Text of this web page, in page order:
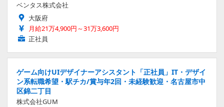
ベンタス株式会社
大阪府
月給21万4,900円～31万3,600円
正社員
ゲーム向けUIデザイナーアシスタント「正社員」IT・デザイ
ン系転職希望・駅チカ/賞与年2回・未経験歓迎・名古屋市中
区錦二丁目
株式会社GUM